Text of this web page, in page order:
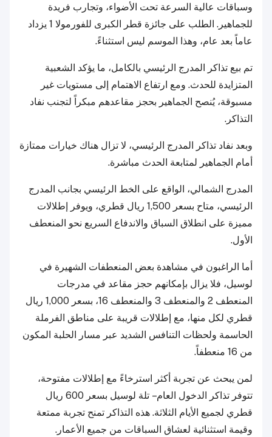
وسباقات عالية السرعة تحت الأضواء، وتجارب فريدة
للجماهير. الطلب على جائزة قطر الكبرى للفورمولا 1 يزداد
عاماً بعد عام، وهذا الموسم ليس استثناءً.
تم بيع تذاكر المدرج الرئيسي بالكامل، ما يؤكد الشعبية
المتزايدة للحدث. ومع ارتفاع الاهتمام إلى مستويات غير
مسبوقة، يُنصح الجماهير بحجز مقاعدهم مبكراً لتجنب نفاد
التذاكر.
وبعد نفاد تذاكر المدرج الرئيسي، لا تزال هناك خيارات ممتازة
أمام الجماهير لمتابعة الحدث مباشرة.
المدرج الشمالي، الواقع على الخط الرئيسي بجانب المدرج
الرئيسي، متاح بسعر 1,500 ريال قطري، ويوفر إطلالات
مميزة على انطلاق السباق والاندفاع السريع نحو المنعطف
الأول.
أما الراغبون في مشاهدة بعض المنعطفات الشهيرة في
لوسيل، فلا يزال بإمكانهم حجز مقاعد في مدرجات
المنعطف 2 والمنعطف 3 والمنعطف 16، بسعر 1,000 ريال
قطري لكل منها، مع إطلالات قريبة على مناطق الفرملة
الحاسمة ولحظات التنافس الشديد عبر مسار الحلبة المكون
من 16 منعطفاً.
لمن يبحث عن تجربة أكثر استرخاءً مع إطلالات مفتوحة،
تتوفر تذاكر الدخول العام – تلة لوسيل بسعر 600 ريال
قطري لجميع الأيام الثلاثة. هذه التذاكر تمنح تجربة ممتعة
وقيمة استثنائية لعشاق السباقات من جميع الأعمار.